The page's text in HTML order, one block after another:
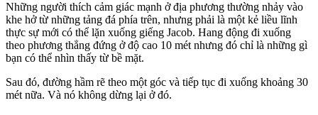
Những người thích cảm giác mạnh ở địa phương thường nhảy vào
khe hở từ những tảng đá phía trên, nhưng phải là một kẻ liều lĩnh
thực sự mới có thể lặn xuống giếng Jacob. Hang động đi xuống
theo phương thẳng đứng ở độ cao 10 mét nhưng đó chỉ là những gì
bạn có thể nhìn thấy từ bề mặt.
Sau đó, đường hầm rẽ theo một góc và tiếp tục đi xuống khoảng 30
mét nữa. Và nó không dừng lại ở đó.